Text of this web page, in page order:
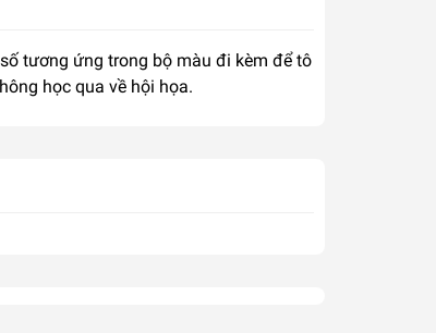
tương ứng trong bộ màu đi kèm để tô
học qua về hội họa.